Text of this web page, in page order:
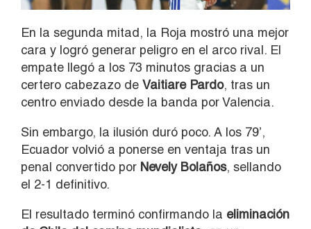
En la segunda mitad, la Roja mostró una mejor
cara y logró generar peligro en el arco rival. El
empate llegó a los 73 minutos gracias a un
certero cabezazo de Vaitiare Pardo, tras un
centro enviado desde la banda por Valencia.
Sin embargo, la ilusión duró poco. A los 79’,
Ecuador volvió a ponerse en ventaja tras un
penal convertido por Nevely Bolaños, sellando
el 2-1 definitivo.
El resultado terminó confirmando la eliminación